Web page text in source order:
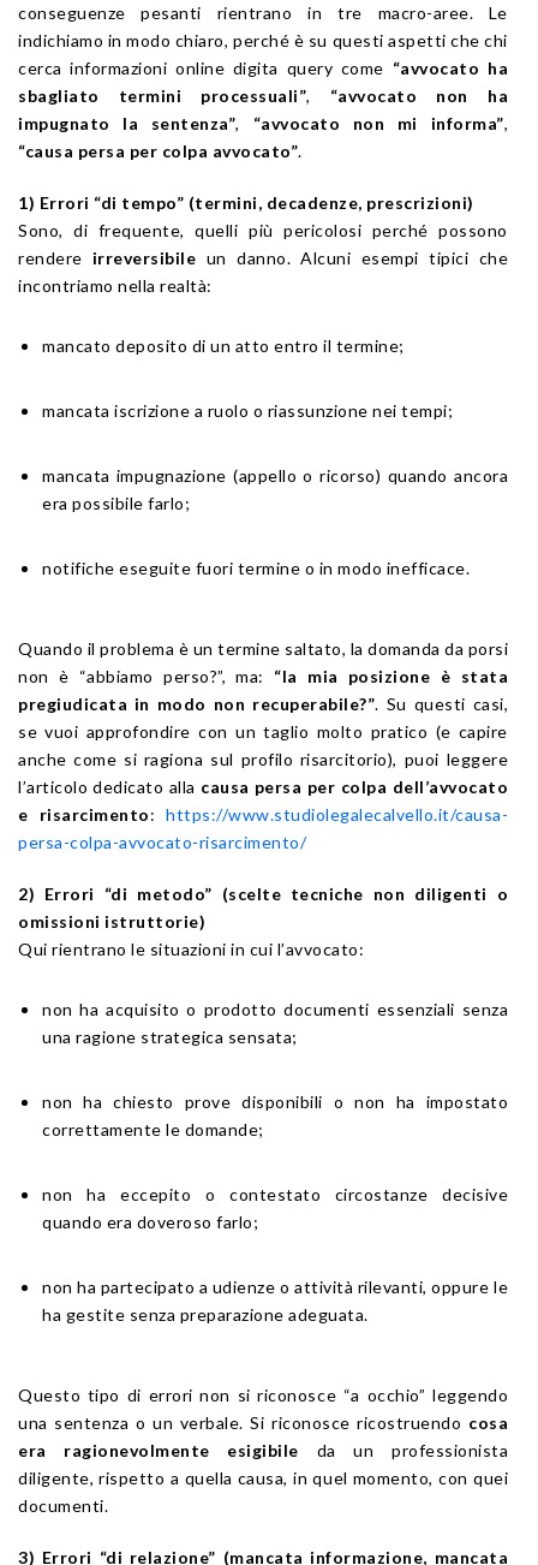
conseguenze pesanti rientrano in tre macro-aree. Le
indichiamo in modo chiaro, perché è su questi aspetti che chi
cerca informazioni online digita query come “avvocato ha
sbagliato termini processuali”, “avvocato non ha
impugnato la sentenza”, “avvocato non mi informa”,
“causa persa per colpa avvocato”.
1) Errori “di tempo” (termini, decadenze, prescrizioni)
Sono, di frequente, quelli più pericolosi perché possono
rendere irreversibile un danno. Alcuni esempi tipici che
incontriamo nella realtà:
mancato deposito di un atto entro il termine;
mancata iscrizione a ruolo o riassunzione nei tempi;
mancata impugnazione (appello o ricorso) quando ancora
era possibile farlo;
notifiche eseguite fuori termine o in modo inefficace.
Quando il problema è un termine saltato, la domanda da porsi
non è “abbiamo perso?”, ma: “la mia posizione è stata
pregiudicata in modo non recuperabile?”. Su questi casi,
se vuoi approfondire con un taglio molto pratico (e capire
anche come si ragiona sul profilo risarcitorio), puoi leggere
l’articolo dedicato alla causa persa per colpa dell’avvocato
e risarcimento: https://www.studiolegalecalvello.it/causa-
persa-colpa-avvocato-risarcimento/
2) Errori “di metodo” (scelte tecniche non diligenti o
omissioni istruttorie)
Qui rientrano le situazioni in cui l’avvocato:
non ha acquisito o prodotto documenti essenziali senza
una ragione strategica sensata;
non ha chiesto prove disponibili o non ha impostato
correttamente le domande;
non ha eccepito o contestato circostanze decisive
quando era doveroso farlo;
non ha partecipato a udienze o attività rilevanti, oppure le
ha gestite senza preparazione adeguata.
Questo tipo di errori non si riconosce “a occhio” leggendo
una sentenza o un verbale. Si riconosce ricostruendo cosa
era ragionevolmente esigibile da un professionista
diligente, rispetto a quella causa, in quel momento, con quei
documenti.
3) Errori “di relazione” (mancata informazione, mancata